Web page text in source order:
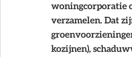
woningcorporatie
verzamelen. Dat
kozijnen),